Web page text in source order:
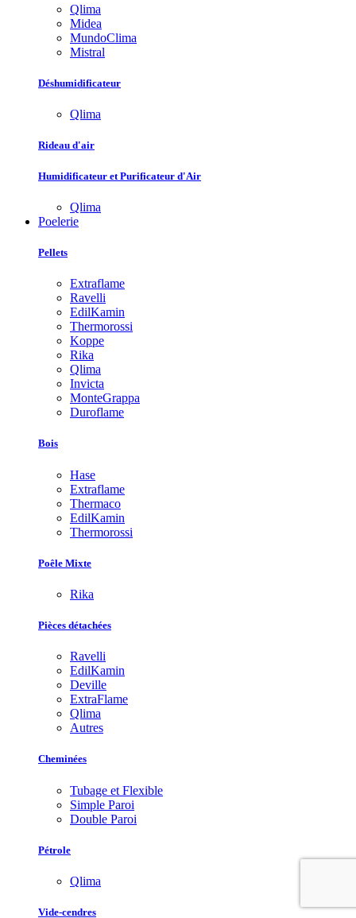
Qlima
Midea
MundoClima
Mistral
Déshumidificateur
Qlima
Rideau d'air
Humidificateur et Purificateur d'Air
Qlima
Poelerie
Pellets
Extraflame
Ravelli
EdilKamin
Thermorossi
Koppe
Rika
Qlima
Invicta
MonteGrappa
Duroflame
Bois
Hase
Extraflame
Thermaco
EdilKamin
Thermorossi
Poêle Mixte
Rika
Pièces détachées
Ravelli
EdilKamin
Deville
ExtraFlame
Qlima
Autres
Cheminées
Tubage et Flexible
Simple Paroi
Double Paroi
Pétrole
Qlima
Vide-cendres